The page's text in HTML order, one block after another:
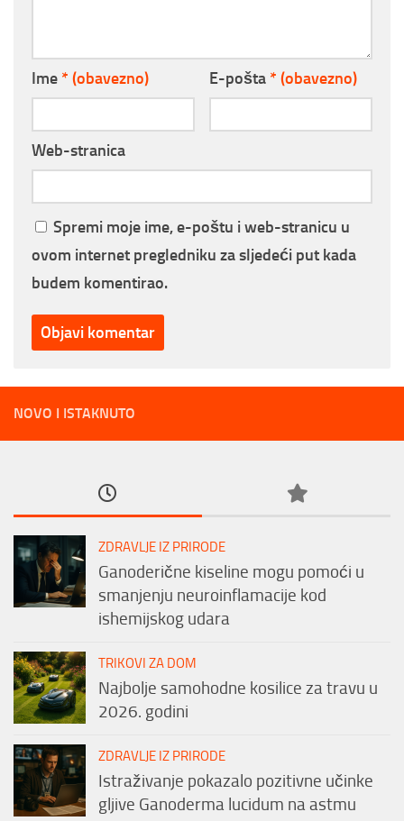
Ime * (obavezno) E-pošta * (obavezno)
Web-stranica
Spremi moje ime, e-poštu i web-stranicu u
ovom internet pregledniku za sljedeći put kada
budem komentirao.
NOVO I ISTAKNUTO
ZDRAVLJE IZ PRIRODE
Ganoderične kiseline mogu pomoći u
smanjenju neuroinflamacije kod
ishemijskog udara
TRIKOVI ZA DOM
Najbolje samohodne kosilice za travu u
2026. godini
ZDRAVLJE IZ PRIRODE
Istraživanje pokazalo pozitivne učinke
gljive Ganoderma lucidum na astmu